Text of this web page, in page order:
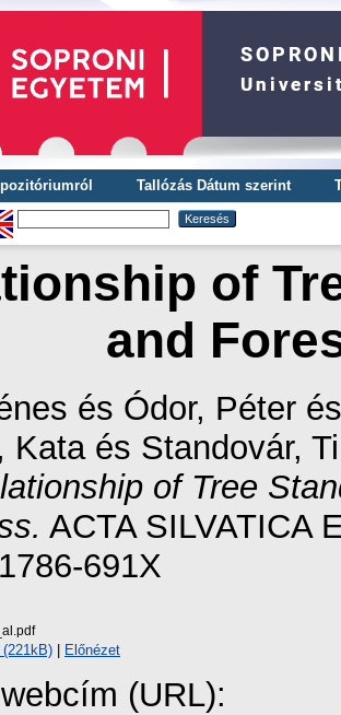
Tallózás Dátum szerint
of
and
és Ódor, Péter
Kataés Standovár,
of Tree
ACTA SILVATICA
691X
(221kB) | Előnézet
(URL):